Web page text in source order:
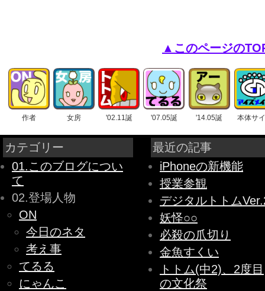
▲このページの
作者 女房 '02.11誕 '07.05誕 '14.05誕 本体サ
カテゴリー
01.このブログについ
て
02.登場人物
ON
今日のネタ
考え事
てるる
にゃんこ
最近の記事
iPhoneの新機能
授業参観
デジタルトトム
妖怪○○
必殺の爪切り
金魚すくい
トトム(中2)、2度目
の文化祭